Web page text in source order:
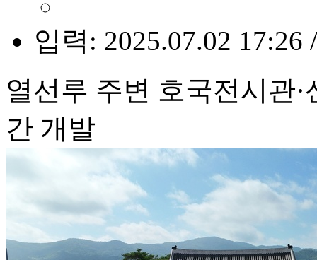
입력: 2025.07.02 17:26
열선루 주변 호국전시관
간 개발